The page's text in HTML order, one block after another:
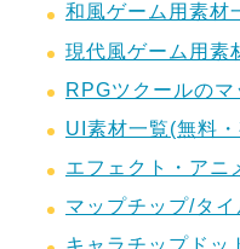
和風ゲーム用素材
現代風ゲーム用素
RPGツクールの
UI素材一覧(無料
エフェクト・アニ
マップチップ/タ